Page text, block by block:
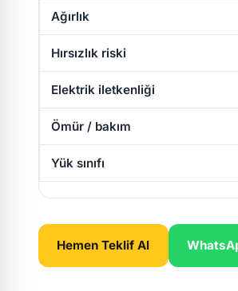
Ağırlık
Hırsızlık riski
Elektrik iletkenliği
Ömür / bakım
Yük sınıfı
Hemen Teklif Al